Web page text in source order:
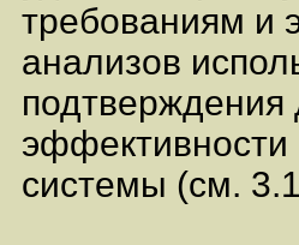
требованиям и
анализов
подтверждения
системы (см.